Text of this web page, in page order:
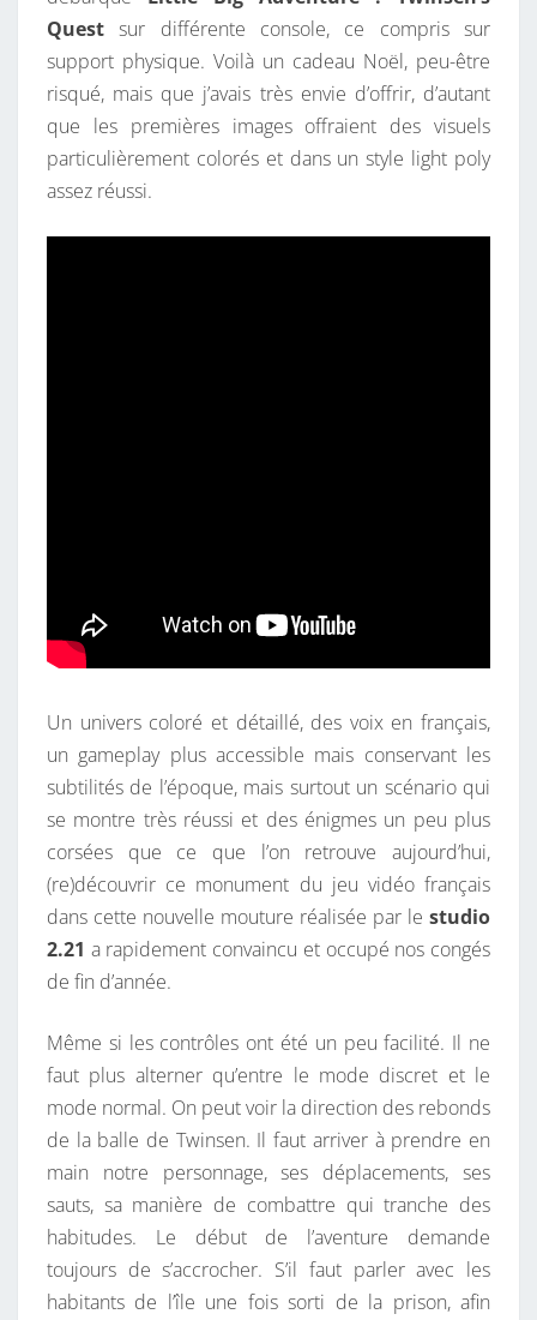
Questsur différente console, ce compris sur
support physique. Voilà un cadeau Noël, peu-être
risqué, mais que j’avais très envie d’offrir, d’autant
que les premières images offraient des visuels
particulièrement colorés et dans un style light poly
assez réussi.
Un univers coloré et détaillé, des voix en français,
un gameplay plus accessible mais conservant les
subtilités de l’époque, mais surtout un scénario qui
se montre très réussi et des énigmes un peu plus
corsées que ce que l’on retrouve aujourd’hui,
(re)découvrir ce monument du jeu vidéo français
dans cette nouvelle mouture réalisée par le studio
2.21 a rapidement convaincu et occupé nos congés
de fin d’année.
Même si les contrôles ont été un peu facilité. Il ne
faut plus alterner qu’entre le mode discret et le
mode normal. On peut voir la direction des rebonds
de la balle de Twinsen. Il faut arriver à prendre en
main notre personnage, ses déplacements, ses
sauts, sa manière de combattre qui tranche des
habitudes. Le début de l’aventure demande
toujours de s’accrocher. S’il faut parler avec les
habitants de l’île une fois sorti de la prison, afin